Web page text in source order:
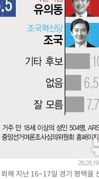
…이병
시
해 지난 16~17일 경기 평택을